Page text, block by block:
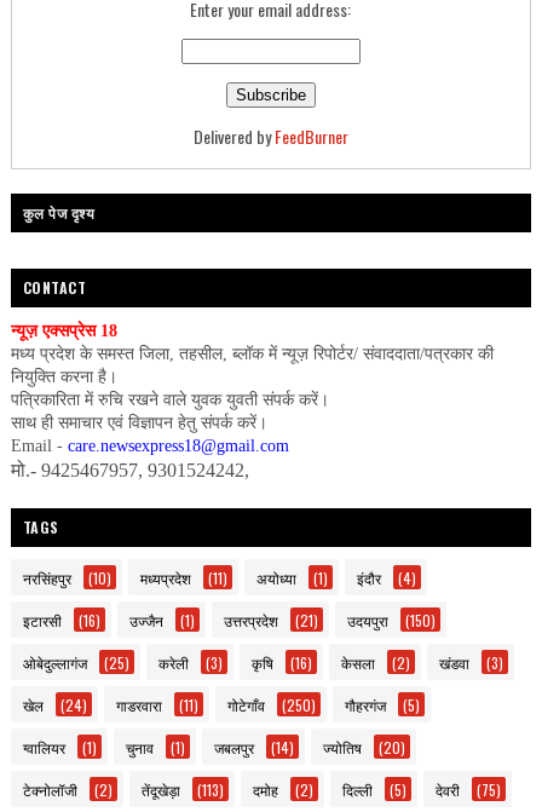
Enter your email address:
Delivered byFeedBurner
कुल पेज दृश्य
CONTACT
न्यूज़ एक्सप्रेस 18
मध्य प्रदेश के समस्त जिला, तहसील, ब्लॉक में न्यूज़ रिपोर्टर/ संवाददाता/पत्रकार की
नियुक्ति करना है।
पत्रिकारिता में रुचि रखने वाले युवक युवती संपर्क करें।
साथ ही समाचार एवं विज्ञापन हेतु संपर्क करें।
Email - care.newsexpress18@gmail.com
मो.- 9425467957, 9301524242,
TAGS
नरसिंहपुर (10) मध्यप्रदेश (11) अयोध्या (1) इंदौर (4)
इटारसी (16) उज्जैन (1) उत्तरप्रदेश (21) उदयपुरा (150)
ओबेदुल्लागंज (25) करेली (3) कृषि (16) केसला (2) खंडवा (3)
खेल (24) गाडरवारा (11) गोटेगाँव (250) गौहरगंज (5)
ग्वालियर (1) चुनाव (1) जबलपुर (14) ज्योतिष (20)
टेक्नोलॉजी (2) तेंदूखेड़ा (113) दमोह (2) दिल्ली (5) देवरी (75)